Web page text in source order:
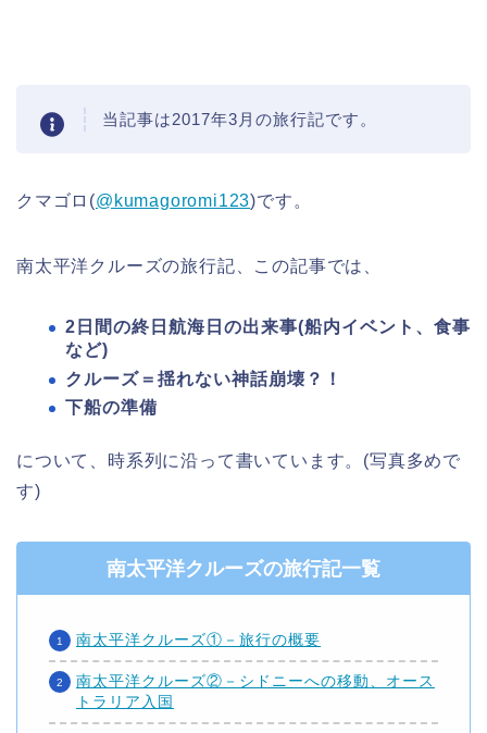
当記事は2017年3月の旅行記です。
クマゴロ(@kumagoromi123)です。
南太平洋クルーズの旅行記、この記事では、
2日間の終日航海日の出来事(船内イベント、食事
など)
クルーズ＝揺れない神話崩壊？！
下船の準備
について、時系列に沿って書いています。(写真多めで
す)
南太平洋クルーズの旅行記一覧
南太平洋クルーズ①－旅行の概要
南太平洋クルーズ②－シドニーへの移動、オース
トラリア入国